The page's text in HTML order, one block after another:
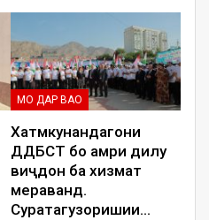
МО ДАР ВАО
Хатмкунандагони
ДДҲБСТ бо амри дилу
виҷдон ба хизмат
мераванд.
Суратагузоришии…